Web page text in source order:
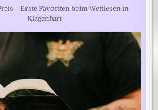
– Erste Favoriten beim Wettlesen in
Klagenfurt